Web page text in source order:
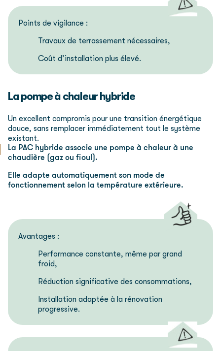
Points de vigilance :
Travaux de terrassement nécessaires,
Coût d’installation plus élevé.
La pompe à chaleur hybride
Un excellent compromis pour une transition énergétique
douce, sans remplacer immédiatement tout le système
existant.
La PAC hybride associe une pompe à chaleur à une
chaudière (gaz ou fioul).
Elle adapte automatiquement son mode de
fonctionnement selon la température extérieure.
Avantages :
Performance constante, même par grand
froid,
Réduction significative des consommations,
Installation adaptée à la rénovation
progressive.